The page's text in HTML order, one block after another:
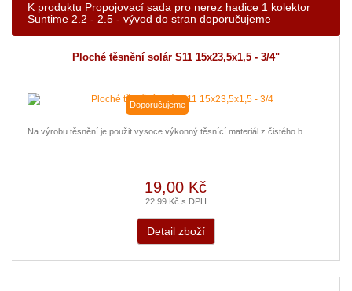
K produktu Propojovací sada pro nerez hadice 1 kolektor
Suntime 2.2 - 2.5 - vývod do stran doporučujeme
Ploché těsnění solár S11 15x23,5x1,5 - 3/4"
Doporučujeme
Na výrobu těsnění je použit vysoce výkonný těsnící materiál z čistého b ..
19,00 Kč
22,99 Kč s DPH
Detail zboží